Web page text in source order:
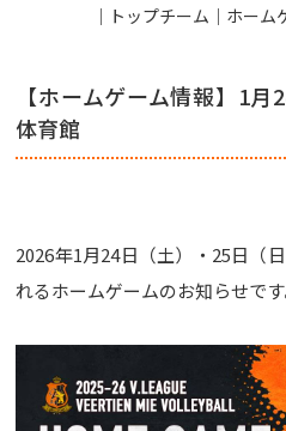
｜ トップチーム ｜ ホーム
【ホームゲーム情報】1
体育館
2026年1月24日（土）・25日（
れるホームゲームのお知らせです